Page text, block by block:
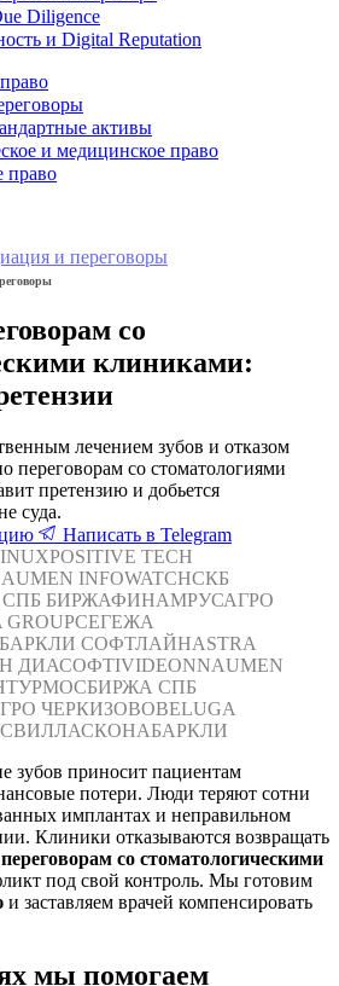
Diligence
и Digital Reputation
активы
и медицинское право
право
и переговоры
со
клиниками:
лечением зубов и отказом
со стоматологиями
претензию и добьется
суда.
Написать в Telegram
POSITIVE TECH
INFOWATCHСКБ
СПБ БИРЖАФИНАМРУСАГРО
GROUPСЕГЕЖА
БАРКЛИ СОФТЛАЙНASTRA
ДИАСОФТIVIDEONNAUMEN
МОСБИРЖА СПБ
ЧЕРКИЗОВОBELUGA
АСКОНАБАРКЛИ
зубов приносит пациентам
потери. Люди теряют сотни
имплантах и неправильном
Клиники отказываются возвращать
со стоматологическими
под свой контроль. Мы готовим
и заставляем врачей компенсировать
мы помогаем